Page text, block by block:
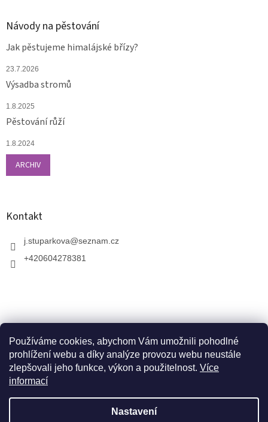
Používáme cookies, abychom Vám umožnili pohodlné
prohlížení webu a díky analýze provozu webu neustále
zlepšovali jeho funkce, výkon a použitelnost. Více
informací
Nastavení
V zahradnictví je možné osobně vybírat stromy a
dopravou. Otevřeno máme ve středu, v pátek a v neděli
Návody na pěstování
Jak pěstujeme himalájské břízy?
23.7.2026
Výsadba stromů
1.8.2025
Pěstování růží
1.8.2024
ARCHIV
Kontakt
j.stuparkova@seznam.cz
+420604278381